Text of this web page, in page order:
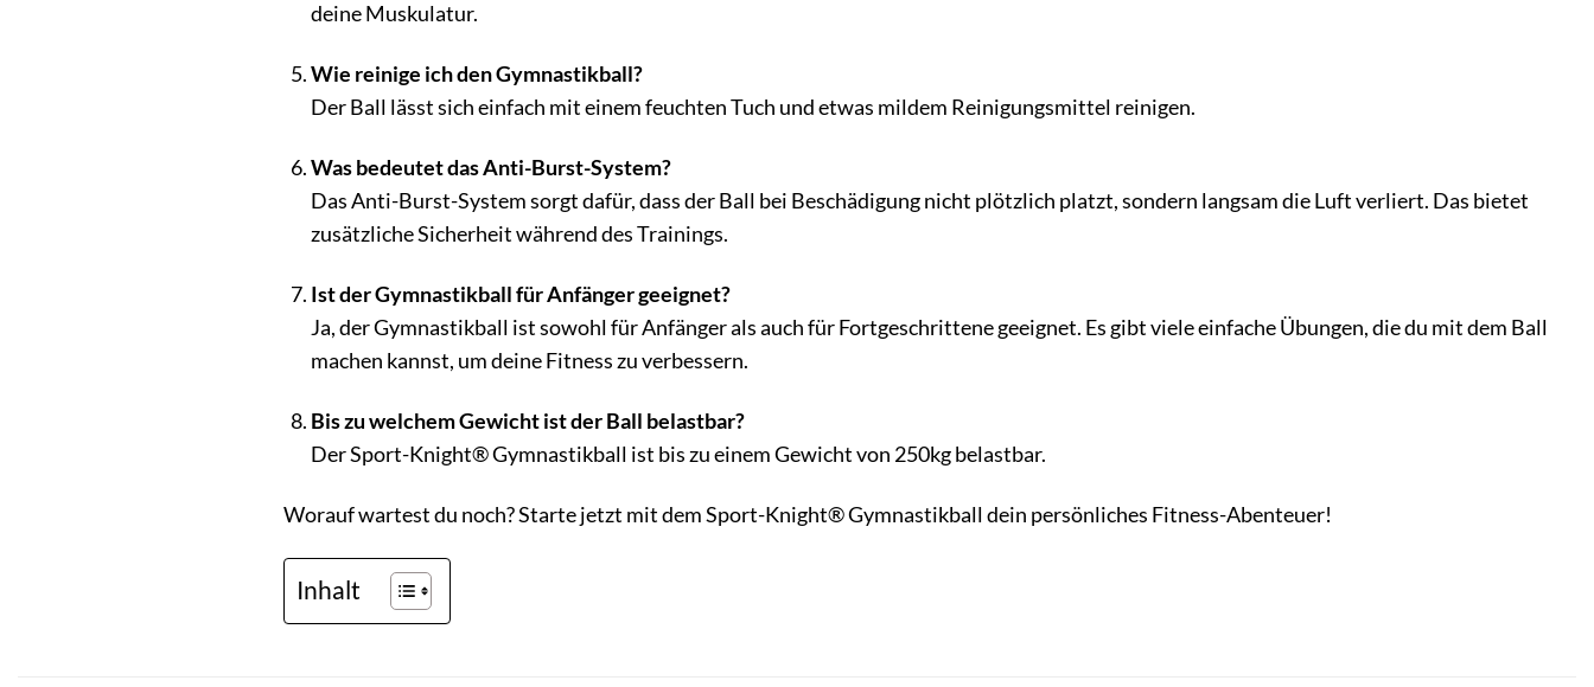
deine Muskulatur.
Wie reinige ich den Gymnastikball?
Der Ball lässt sich einfach mit einem feuchten Tuch und etwas mildem Reinigungsmittel reinigen.
Was bedeutet das Anti-Burst-System?
Das Anti-Burst-System sorgt dafür, dass der Ball bei Beschädigung nicht plötzlich platzt, sondern langsam die Luft verliert. Das bietet
zusätzliche Sicherheit während des Trainings.
Ist der Gymnastikball für Anfänger geeignet?
Ja, der Gymnastikball ist sowohl für Anfänger als auch für Fortgeschrittene geeignet. Es gibt viele einfache Übungen, die du mit dem Ball
machen kannst, um deine Fitness zu verbessern.
Bis zu welchem Gewicht ist der Ball belastbar?
Der Sport-Knight® Gymnastikball ist bis zu einem Gewicht von 250kg belastbar.
Worauf wartest du noch? Starte jetzt mit dem Sport-Knight® Gymnastikball dein persönliches Fitness-Abenteuer!
Inhalt